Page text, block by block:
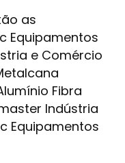
as
Equipamentos
e Comércio
Fibra
Indústria
Equipamentos